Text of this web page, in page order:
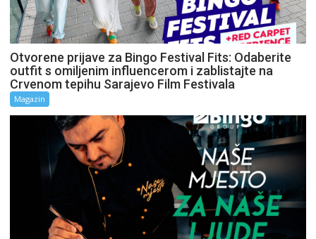
Otvorene prijave za Bingo Festival Fits: Odaberite
outfit s omiljenim influencerom i zablistajte na
Crvenom tepihu Sarajevo Film Festivala
Magazin